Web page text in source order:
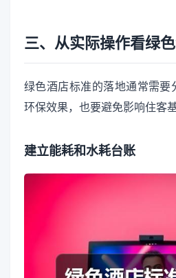
三、从实际操作看绿
绿色酒店标准的落地通常需要
环保效果，也要避免影响住客基
建立能耗和水耗台账